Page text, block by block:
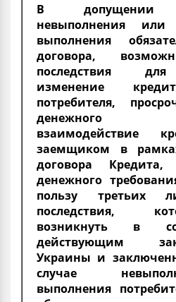
В допущении
невыполнения или
выполнения
договора,
последствия для
изменение
потребителя,
денежного
взаимодействие
заемщиком в
договора Кредита,
денежного
пользу третьих
последствия,
возникнуть в
действующим
Украины и
случае
выполнения